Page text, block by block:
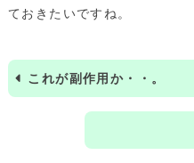
ておきたいですね。
これが副作用か・・。